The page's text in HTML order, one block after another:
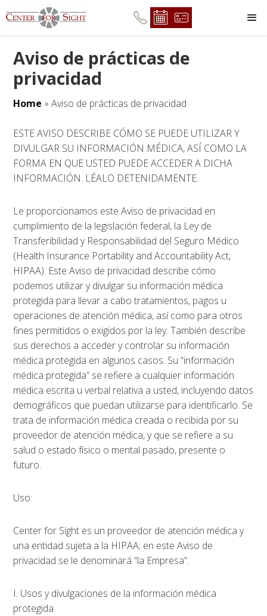
Aviso de prácticas de
privacidad
Home »Aviso de prácticas de privacidad
ESTE AVISO DESCRIBE CÓMO SE PUEDE UTILIZAR Y
DIVULGAR SU INFORMACIÓN MÉDICA, ASÍ COMO LA
FORMA EN QUE USTED PUEDE ACCEDER A DICHA
INFORMACIÓN. LÉALO DETENIDAMENTE.
Le proporcionamos este Aviso de privacidad en
cumplimiento de la legislación federal, la Ley de
Transferibilidad y Responsabilidad del Seguro Médico
(Health Insurance Portability and Accountability Act,
HIPAA). Este Aviso de privacidad describe cómo
podemos utilizar y divulgar su información médica
protegida para llevar a cabo tratamientos, pagos u
operaciones de atención médica, así como para otros
fines permitidos o exigidos por la ley. También describe
sus derechos a acceder y controlar su información
médica protegida en algunos casos. Su “información
médica protegida” se refiere a cualquier información
médica escrita u verbal relativa a usted, incluyendo datos
demográficos que puedan utilizarse para identificarlo. Se
trata de información médica creada o recibida por su
proveedor de atención médica, y que se refiere a su
salud o estado físico o mental pasado, presente o
futuro.
Uso:
Center for Sight es un proveedor de atención médica y
una entidad sujeta a la HIPAA; en este Aviso de
privacidad se le denominará “la Empresa”.
I. Usos y divulgaciones de la información médica
protegida